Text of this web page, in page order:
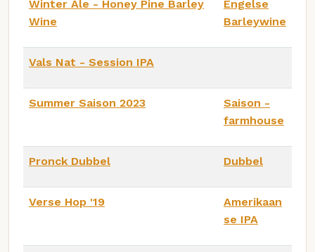
Winter Ale - Honey Pine Barley
Wine
Engelse
Barleywine
Vals Nat - Session IPA
Summer Saison 2023
Saison -
farmhouse
Pronck Dubbel Dubbel
Verse Hop '19
Amerikaan
se IPA